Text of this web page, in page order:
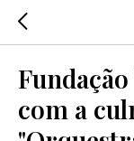
com a